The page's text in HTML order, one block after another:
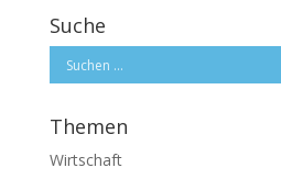
Suche
Themen
Wirtschaft